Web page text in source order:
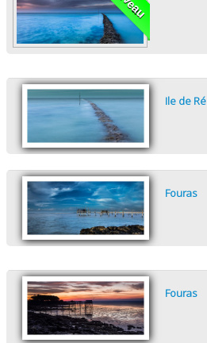
CONTACT
Ile de Ré
Fouras
Fouras